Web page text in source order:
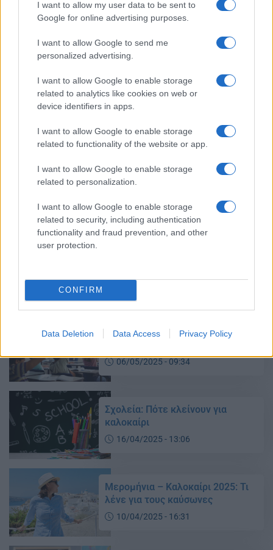
I want to allow my user data to be sent to
Google for online advertising purposes.
I want to allow Google to send me
personalized advertising.
I want to allow Google to enable storage
related to analytics like cookies on web or
device identifiers in apps.
I want to allow Google to enable storage
related to functionality of the website or app.
I want to allow Google to enable storage
related to personalization.
I want to allow Google to enable storage
related to security, including authentication
functionality and fraud prevention, and other
user protection.
CONFIRM
Data Deletion Data Access Privacy Policy
25/05/2025 - 09:00
Έρχεται νέο έκτακτο επίδομα
καλοκαιριού: Ποιοί θα το λάβουν
και πώς
23/05/2025 - 18:00
Καιρός: Πώς θα κάνουμε φέτος
καλοκαίρι – Δυσάρεστα νέα για
την Ελλάδα
06/05/2025 - 18:28
Καλοκαίρι 2025: Πότε κλείνουν τα
06/05/2025 - 09:34
Σχολεία: Πότε κλείνουν για
καλοκαίρι
16/04/2025 - 13:06
Μερομήνια – Καλοκαίρι 2025: Τι
λένε για τους καύσωνες
10/04/2025 - 16:31